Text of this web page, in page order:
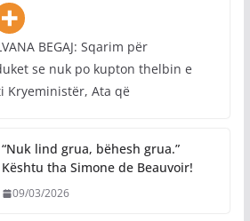
BEGAJ: Sqarim për
se nuk po kupton thelbin e
Kryeministër, Ata që
“Nuk lind grua, bëhesh grua.”
Kështu tha Simone de Beauvoir!
09/03/2026